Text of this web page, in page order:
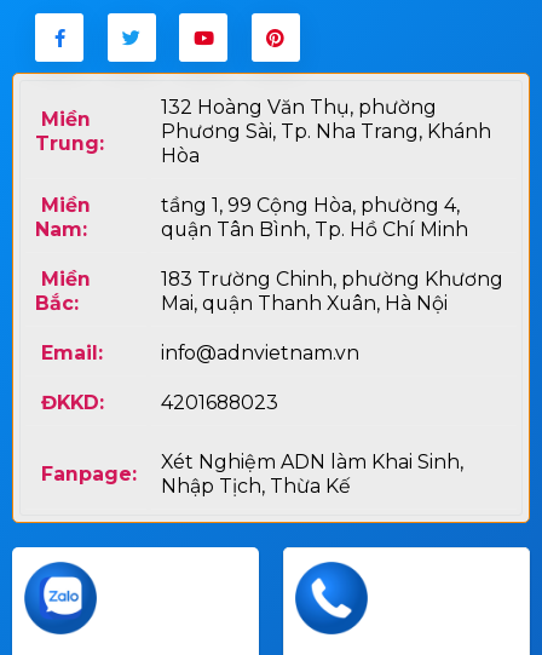
Miền
Trung:
132 Hoàng Văn Thụ, phường
Phương Sài, Tp. Nha Trang, Khánh
Hòa
Miền
Nam:
tầng 1, 99 Cộng Hòa, phường 4,
quận Tân Bình, Tp. Hồ Chí Minh
Miền
Bắc:
183 Trường Chinh, phường Khương
Mai, quận Thanh Xuân, Hà Nội
Email: info@adnvietnam.vn
ĐKKD: 4201688023
Fanpage:
Xét Nghiệm ADN làm Khai Sinh,
Nhập Tịch, Thừa Kế